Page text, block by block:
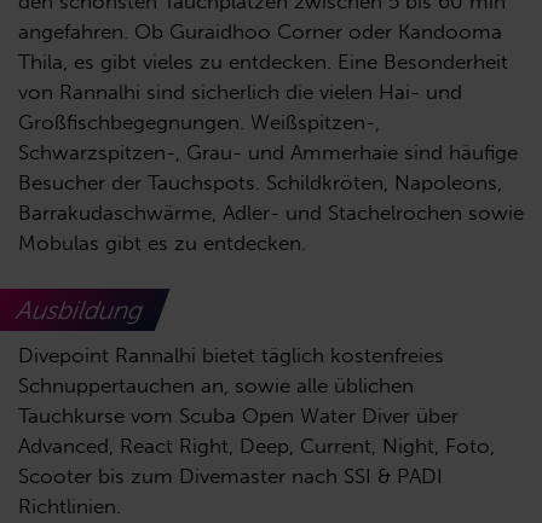
angefahren. Ob Guraidhoo Corner oder Kandooma
Thila, es gibt vieles zu entdecken. Eine Besonderheit
von Rannalhi sind sicherlich die vielen Hai- und
Großfischbegegnungen. Weißspitzen-,
Schwarzspitzen-, Grau- und Ammerhaie sind häufige
Besucher der Tauchspots. Schildkröten, Napoleons,
Barrakudaschwärme, Adler- und Stachelrochen sowie
Mobulas gibt es zu entdecken.
Ausbildung
Divepoint Rannalhi bietet täglich kostenfreies
Schnuppertauchen an, sowie alle üblichen
Tauchkurse vom Scuba Open Water Diver über
Advanced, React Right, Deep, Current, Night, Foto,
Scooter bis zum Divemaster nach SSI & PADI
Richtlinien.